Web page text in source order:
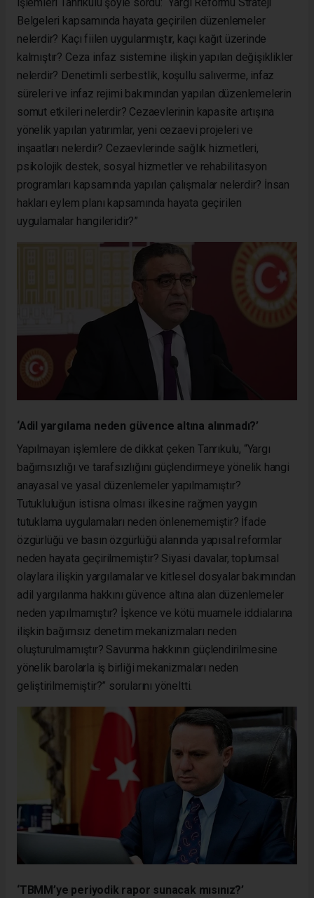
Belgeleri kapsamında hayata geçirilen düzenlemeler
nelerdir? Kaçı fiilen uygulanmıştır, kaçı kağıt üzerinde
kalmıştır? Ceza infaz sistemine ilişkin yapılan değişiklikler
nelerdir? Denetimli serbestlik, koşullu salıverme, infaz
süreleri ve infaz rejimi bakımından yapılan düzenlemelerin
somut etkileri nelerdir? Cezaevlerinin kapasite artışına
yönelik yapılan yatırımlar, yeni cezaevi projeleri ve
inşaatları nelerdir? Cezaevlerinde sağlık hizmetleri,
psikolojik destek, sosyal hizmetler ve rehabilitasyon
programları kapsamında yapılan çalışmalar nelerdir? İnsan
hakları eylem planı kapsamında hayata geçirilen
uygulamalar hangileridir?”
‘Adil yargılama neden güvence altına alınmadı?’
Yapılmayan işlemlere de dikkat çeken Tanrıkulu, “Yargı
bağımsızlığı ve tarafsızlığını güçlendirmeye yönelik hangi
anayasal ve yasal düzenlemeler yapılmamıştır?
Tutukluluğun istisna olması ilkesine rağmen yaygın
tutuklama uygulamaları neden önlenememiştir? İfade
özgürlüğü ve basın özgürlüğü alanında yapısal reformlar
neden hayata geçirilmemiştir? Siyasi davalar, toplumsal
olaylara ilişkin yargılamalar ve kitlesel dosyalar bakımından
adil yargılanma hakkını güvence altına alan düzenlemeler
neden yapılmamıştır? İşkence ve kötü muamele iddialarına
ilişkin bağımsız denetim mekanizmaları neden
oluşturulmamıştır? Savunma hakkının güçlendirilmesine
yönelik barolarla iş birliği mekanizmaları neden
geliştirilmemiştir?” sorularını yöneltti.
‘TBMM’ye periyodik rapor sunacak mısınız?’